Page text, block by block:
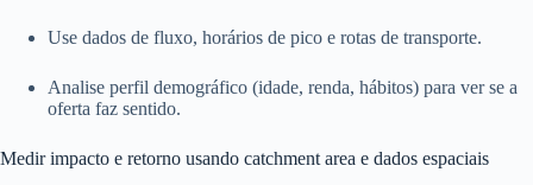
Use dados de fluxo, horários de pico e rotas de transporte.
Analise perfil demográfico (idade, renda, hábitos) para ver se a
oferta faz sentido.
Medir impacto e retorno usando catchment area e dados espaciais